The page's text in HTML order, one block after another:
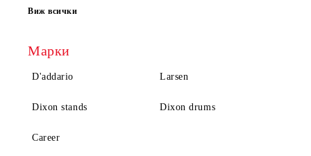
Виж всички
Марки
D'addario Larsen
Dixon stands Dixon drums
Career